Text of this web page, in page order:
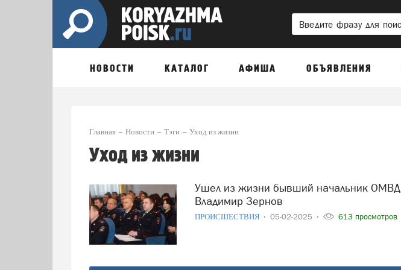
НОВОСТИ КАТАЛОГ АФИША ОБЪЯВЛЕНИЯ
Главная Новости Тэги Уход из жизни
Уход из жизни
Ушел из жизни бывший начальник ОМВД Северодвинска
Владимир Зернов
ПРОИСШЕСТВИЯ 05-02-2025 613 просмотров